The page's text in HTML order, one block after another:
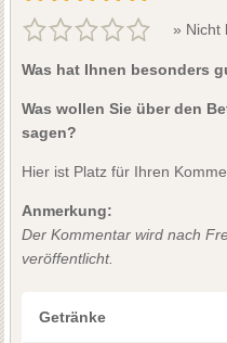
» Nicht
Was hat Ihnen besonders
Was wollen Sie über den
sagen?
Hier ist Platz für Ihren
Anmerkung:
Der Kommentar wird nach
veröffentlicht.
Getränke